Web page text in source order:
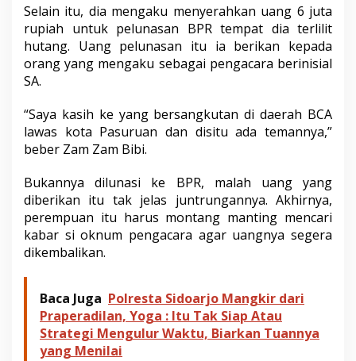
y
Selain itu, dia mengaku menyerahkan uang 6 juta
rupiah untuk pelunasan BPR tempat dia terlilit
hutang. Uang pelunasan itu ia berikan kepada
orang yang mengaku sebagai pengacara berinisial
SA.
“Saya kasih ke yang bersangkutan di daerah BCA
lawas kota Pasuruan dan disitu ada temannya,”
beber Zam Zam Bibi.
Bukannya dilunasi ke BPR, malah uang yang
diberikan itu tak jelas juntrungannya. Akhirnya,
perempuan itu harus montang manting mencari
kabar si oknum pengacara agar uangnya segera
dikembalikan.
Baca Juga Polresta Sidoarjo Mangkir dari
Praperadilan, Yoga : Itu Tak Siap Atau
Strategi Mengulur Waktu, Biarkan Tuannya
yang Menilai